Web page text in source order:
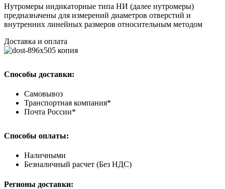
Нутромеры индикаторные типа НИ (далее нутромеры)
предназначены для измерений диаметров отверстий и
внутренних линейных размеров относительным методом
Доставка и оплата
Способы доставки:
Самовывоз
Транспортная компания*
Почта России*
Способы оплаты:
Наличными
Безналичный расчет (Без НДС)
Регионы доставки: